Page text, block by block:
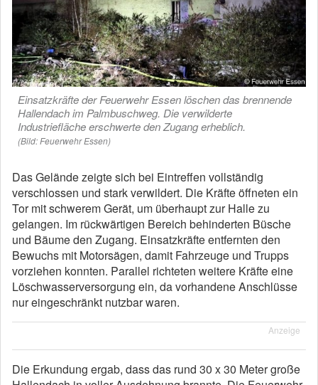
Einsatzkräfte der Feuerwehr Essen löschen das brennende
Hallendach im Palmbuschweg. Die verwilderte
Industriefläche erschwerte den Zugang erheblich.
(Bild: Feuerwehr Essen)
Das Gelände zeigte sich bei Eintreffen vollständig
verschlossen und stark verwildert. Die Kräfte öffneten ein
Tor mit schwerem Gerät, um überhaupt zur Halle zu
gelangen. Im rückwärtigen Bereich behinderten Büsche
und Bäume den Zugang. Einsatzkräfte entfernten den
Bewuchs mit Motorsägen, damit Fahrzeuge und Trupps
vorziehen konnten. Parallel richteten weitere Kräfte eine
Löschwasserversorgung ein, da vorhandene Anschlüsse
nur eingeschränkt nutzbar waren.
Anzeige
Die Erkundung ergab, dass das rund 30 x 30 Meter große